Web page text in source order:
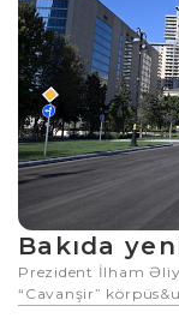
Bakıda
Prezident İlham
“Cavanşir”